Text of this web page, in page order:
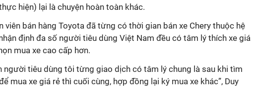
hiện) lại là chuyện hoàn toàn khác.
viên bán hàng Toyota đã từng có thời gian bán xe Chery thuộc hệ
định đa số người tiêu dùng Việt Nam đều có tâm lý thích xe giá
mua xe cao cấp hơn.
người tiêu dùng tôi từng giao dịch có tâm lý chung là sau khi tìm
mua xe giá rẻ thì cuối cùng, hợp đồng lại ký mua xe khác”, Duy